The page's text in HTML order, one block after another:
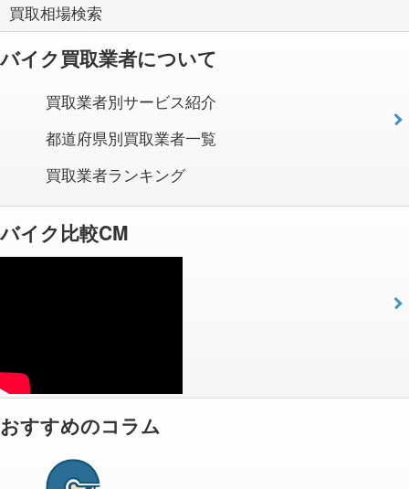
買取相場検索
バイク買取業者について
買取業者別サービス紹介
都道府県別買取業者一覧
買取業者ランキング
バイク比較CM
おすすめのコラム